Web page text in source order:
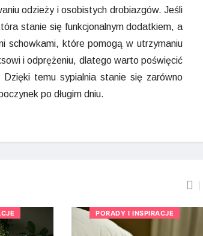
odzieży i osobistych drobiazgów. Jeśli
stanie się funkcjonalnym dodatkiem, a
schowkami, które pomogą w utrzymaniu
i odprężeniu, dlatego warto poświęcić
temu sypialnia stanie się zarówno
po długim dniu.
PORADY I INSPIRACJE